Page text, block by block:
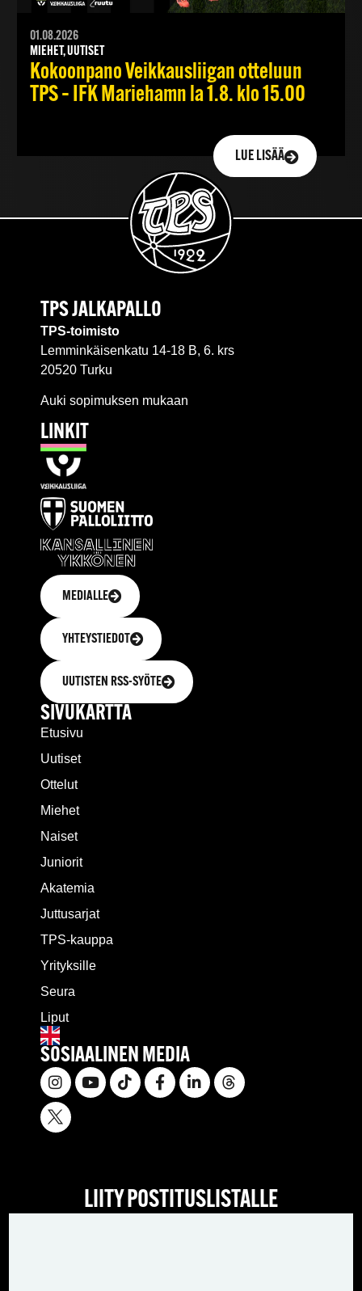
01.08.2026
MIEHET, UUTISET
Kokoonpano Veikkausliigan otteluun
TPS – IFK Mariehamn la 1.8. klo 15.00
LUE LISÄÄ
TPS JALKAPALLO
TPS-toimisto
Lemminkäisenkatu 14-18 B, 6. krs
20520 Turku
Auki sopimuksen mukaan
LINKIT
MEDIALLE
YHTEYSTIEDOT
UUTISTEN RSS-SYÖTE
SIVUKARTTA
Etusivu
Uutiset
Ottelut
Miehet
Naiset
Juniorit
Akatemia
Juttusarjat
TPS-kauppa
Yrityksille
Seura
Liput
SOSIAALINEN MEDIA
LIITY POSTITUSLISTALLE